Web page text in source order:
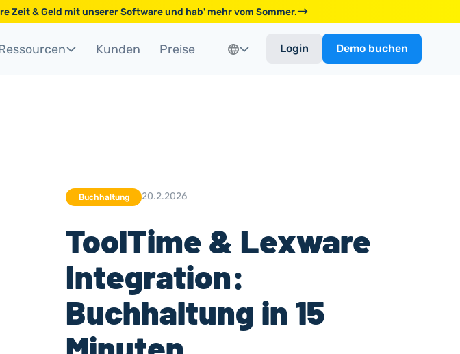
Zeit & Geld mit unserer Software und hab' mehr vom Sommer.
Kunden Preise Login Demo buchen
Buchhaltung 20.2.2026
ToolTime & Lexware
Integration:
Buchhaltung in 15